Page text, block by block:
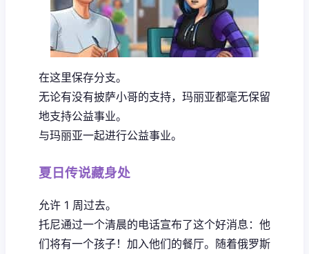
在这里保存分支。
无论有没有披萨小哥的支持，玛丽亚都毫无保留
地支持公益事业。
与玛丽亚一起进行公益事业。
夏日传说藏身处
允许 1 周过去。
托尼通过一个清晨的电话宣布了这个好消息：他
们将有一个孩子！加入他们的餐厅。随着俄罗斯